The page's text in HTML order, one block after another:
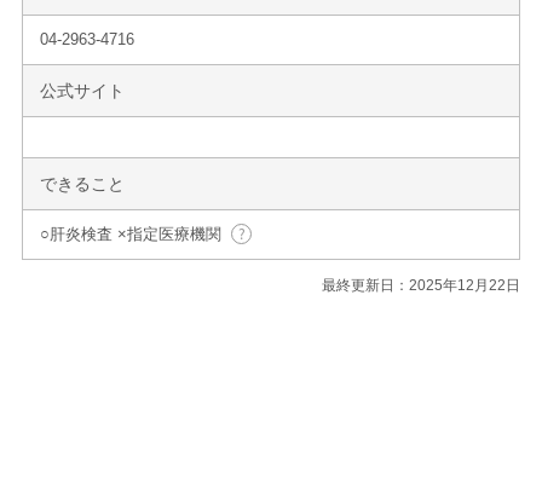
04-2963-4716
公式サイト
できること
○肝炎検査 ×指定医療機関
最終更新日：2025年12月22日